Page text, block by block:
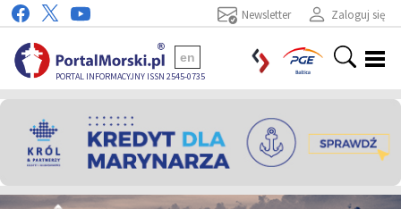
Zaloguj się
Newsletter
PORTAL INFORMACYJNY ISSN 2545-0735
en